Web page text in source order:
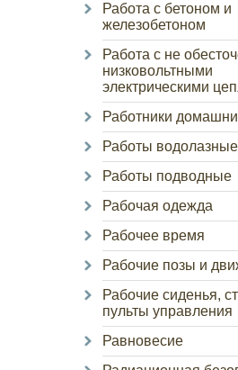
Работа с бетоном и
железобетоном
Работа с не
низковольтными
электрическими
Работники
Работы водолазные
Работы подводные
Рабочая одежда
Рабочее время
Рабочие позы и
Рабочие сиденья,
пульты управления
Равновесие